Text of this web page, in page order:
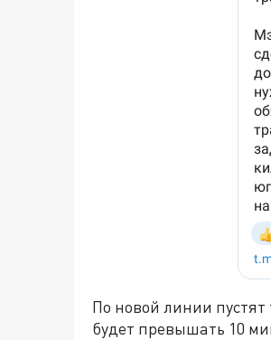
По новой линии
будет превышать 10